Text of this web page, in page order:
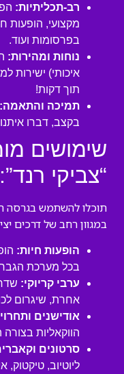
רב-תכליתיות:
מקצועי, הופעות
בפרסומות ועוד.
נוחות ומהירות:
איכותי) ישירות
תוך דקות!
תמיכה והתאמה:
בקצב, דברו
שימושים
“צביקי רנד”:
תוכלו להשתמש בגרסה
במגוון רחב של דרכים
הופעות חיות:
בכל מערכת
ערבי קריוקי:
אחרת, שיגרום
אודישנים
הווקאליות
סרטונים
ליוטיוב,